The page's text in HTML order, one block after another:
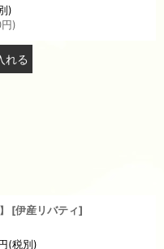
)
円)
れる
[伊産リバティ]
(税別)